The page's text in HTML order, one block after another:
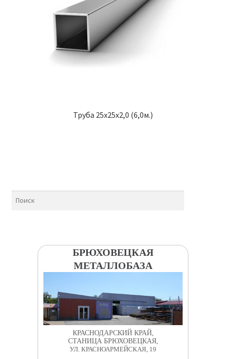
Труба 25х25х2,0 (6,0м.)
БРЮХОВЕЦКАЯ
МЕТАЛЛОБАЗА
КРАСНОДАРСКИЙ КРАЙ,
СТАНИЦА БРЮХОВЕЦКАЯ,
УЛ. КРАСНОАРМЕЙСКАЯ, 19